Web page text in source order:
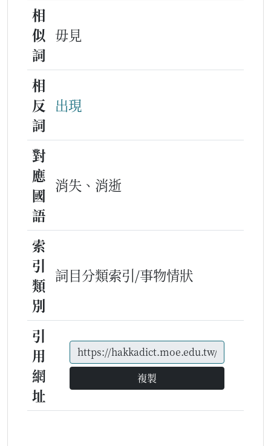
相
似
詞
毋見
相
反
詞
出現
對
應
國
語
消失、消逝
索
引
類
別
詞目分類索引/事物情狀
引
用
網
址
複製